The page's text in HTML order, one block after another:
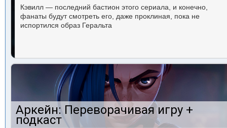
Кэвилл — последний бастион этого сериала, и конечно,
фанаты будут смотреть его, даже проклиная, пока не
испортился образ Геральта
Аркейн: Переворачивая игру +
подкаст